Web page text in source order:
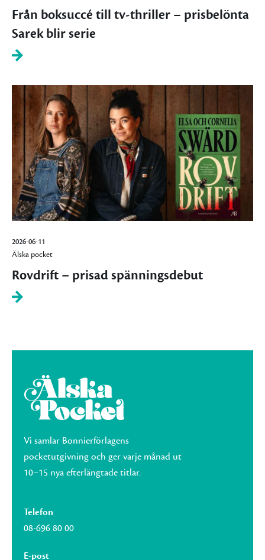
Från boksuccé till tv-thriller – prisbelönta
Sarek blir serie
2026-06-11
Älska pocket
Rovdrift – prisad spänningsdebut
Vi samlar Bonnierförlagens
pocketutgivning och ger varje månad ut
10–15 nya efterlängtade titlar.
Telefon
08-696 80 00
E-post